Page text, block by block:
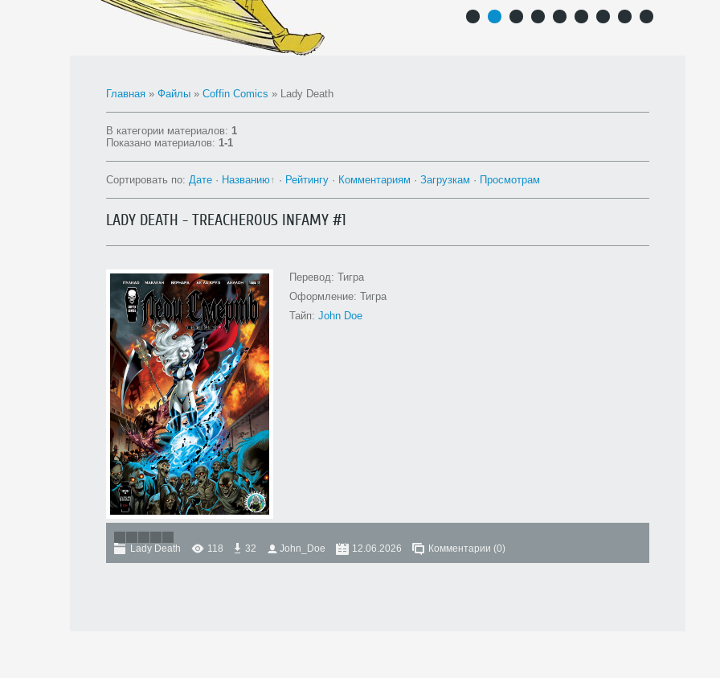
Главная » Файлы » Coffin Comics » Lady Death
В категории материалов: 1
Показано материалов: 1-1
Сортировать по: Дате · Названию · Рейтингу · Комментариям · Загрузкам · Просмотрам
LADY DEATH - TREACHEROUS INFAMY #1
Перевод: Тигра
Оформление: Тигра
Тайп: John Doe
Lady Death 118 32 John_Doe 12.06.2026 Комментарии (0)